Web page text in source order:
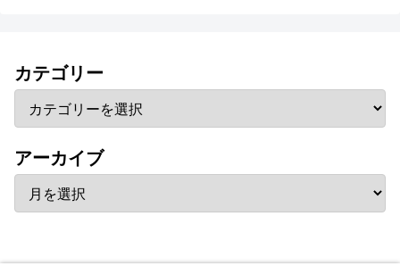
カテゴリー
アーカイブ